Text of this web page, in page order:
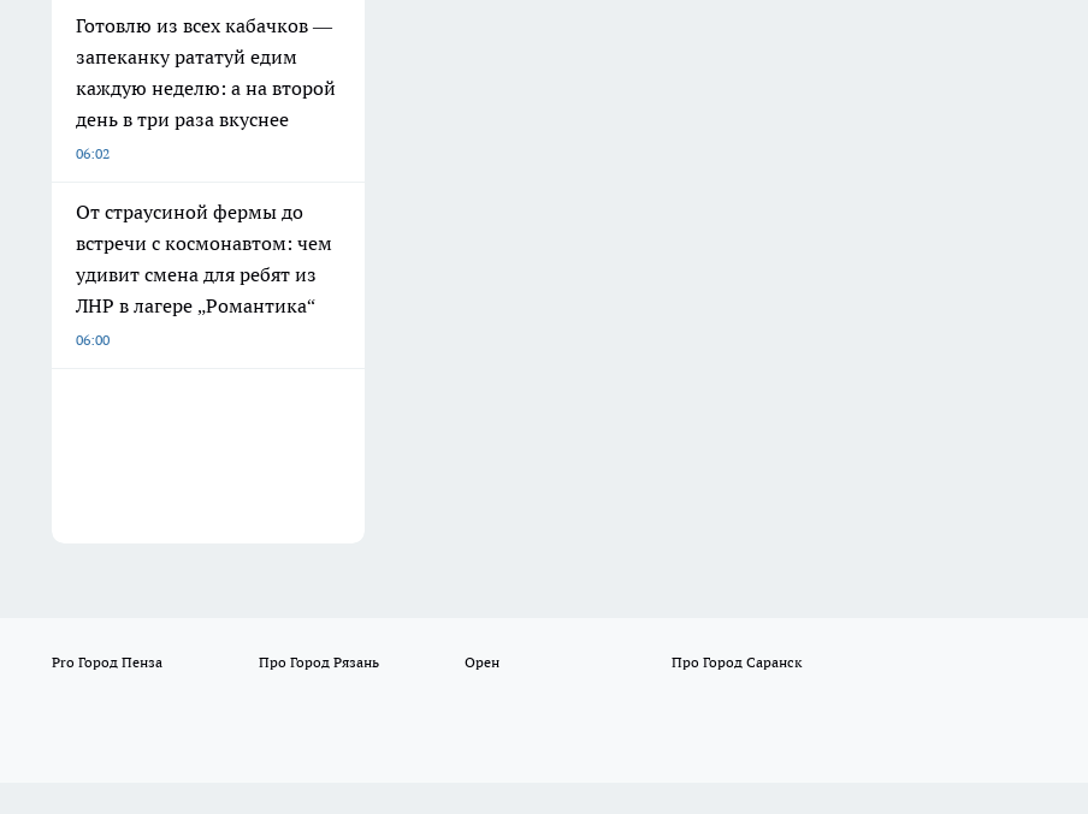
Готовлю из всех кабачков —
запеканку рататуй едим
каждую неделю: а на второй
день в три раза вкуснее
06:02
От страусиной фермы до
встречи с космонавтом: чем
удивит смена для ребят из
ЛНР в лагере „Романтика“
06:00
Pro Город Пенза Про Город Рязань Орен Про Город Саранск